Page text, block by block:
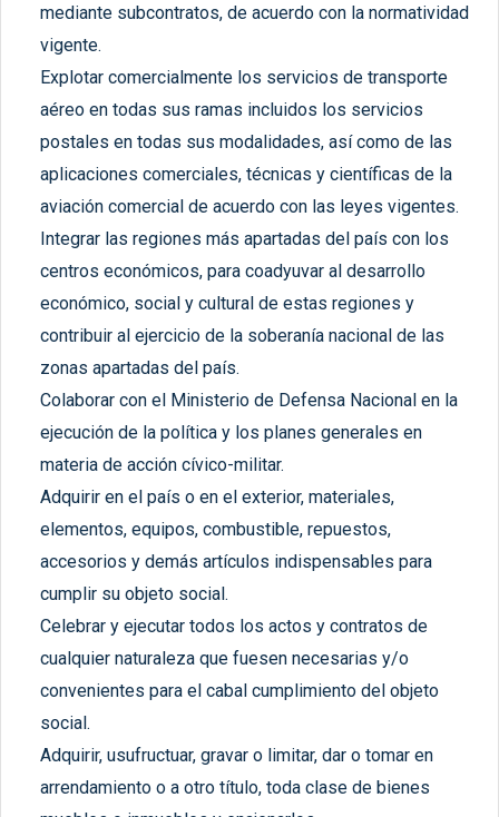
mediante subcontratos, de acuerdo con la normatividad
vigente.
Explotar comercialmente los servicios de transporte
aéreo en todas sus ramas incluidos los servicios
postales en todas sus modalidades, así como de las
aplicaciones comerciales, técnicas y científicas de la
aviación comercial de acuerdo con las leyes vigentes.
Integrar las regiones más apartadas del país con los
centros económicos, para coadyuvar al desarrollo
económico, social y cultural de estas regiones y
contribuir al ejercicio de la soberanía nacional de las
zonas apartadas del país.
Colaborar con el Ministerio de Defensa Nacional en la
ejecución de la política y los planes generales en
materia de acción cívico-militar.
Adquirir en el país o en el exterior, materiales,
elementos, equipos, combustible, repuestos,
accesorios y demás artículos indispensables para
cumplir su objeto social.
Celebrar y ejecutar todos los actos y contratos de
cualquier naturaleza que fuesen necesarias y/o
convenientes para el cabal cumplimiento del objeto
social.
Adquirir, usufructuar, gravar o limitar, dar o tomar en
arrendamiento o a otro título, toda clase de bienes